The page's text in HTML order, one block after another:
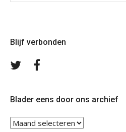
Blijf verbonden
Volg
Blader eens door ons archief
Blader